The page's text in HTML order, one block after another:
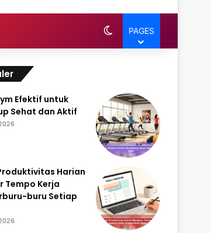
Switch skin
PAGES
Efektif untuk
Sehat dan Aktif
Harian
Tempo Kerja
buru Setiap